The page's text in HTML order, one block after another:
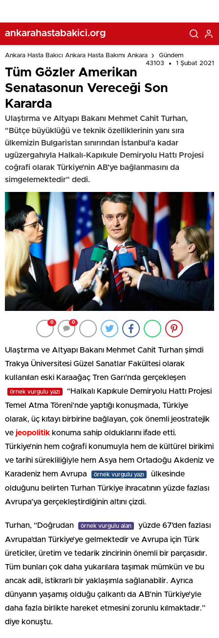
ankarahastabakici.org
Ankara Hasta Bakıcı Ankara Hasta Bakımı Ankara
Gündem
43103
1 Şubat 2021
Tüm Gözler Amerikan
Senatasonun Vereceği Son
Kararda
Ulaştırma ve Altyapı Bakanı Mehmet Cahit Turhan,
"Bütçe büyüklüğü ve teknik özelliklerinin yanı sıra
ülkemizin Bulgaristan sınırından İstanbul'a kadar
ugüzergahıyla Halkalı-Kapıkule Demiryolu Hattı Projesi
coğrafi olarak Türkiye’nin AB’ye bağlanmasını da
simgelemektedir" dedi.
0 0
Ulaştırma ve Altyapı Bakanı Mehmet Cahit Turhan şimdi
Trakya Üniversitesi Güzel Sanatlar Fakültesi olarak
kullanılan eski Karaağaç Tren Garı’nda gerçekleşen
örnek vurgulu yazı
“Halkalı Kapıkule Demiryolu Hattı Projesi
Temel Atma Töreni’nde yaptığı konuşmada, Türkiye
olarak, üç kıtayı birbirine bağlayan, çok önemli jeostratejik
ve jeopolitik konuma sahip olduklarını ifade etti.
Türkiye’nin hem coğrafi konumuyla hem de kültürel birikimi
ve tarihi sürekliliğiyle hem Asya hem Ortadoğu Akdeniz ve
Karadeniz hem Avrupa
örnek vurgulu yazı
ülkesinde
olduğunu belirten Turhan Türkiye ihracatının yüzde fazlası
Avrupa’ya gerçekleştirdiğinin altını çizdi.
Turhan, “Doğrudan örnek vurgulu alan
yüzde 67’den fazlası
Avrupa’dan Türkiye’ye gelmektedir ve Avrupa için Türk
üreticiler, üretim ve tedarik zincirinin önemli bir parçasıdır.
Tüm bunları çok daha yukarılara taşımak mümkün ve bu
ancak adil, istikrarlı bir yaklaşımla sağlanabilir. Ayrıca
dünyanın yaşamış olduğu çalkantı da AB’nin Türkiye’yle
daha fazla birlikte hareket etmesini zorunlu kılmaktadır.”
diye konuştu.